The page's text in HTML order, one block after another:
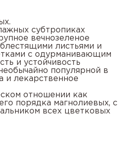
субтропиках
вечнозеленое
листьями и
с одурманивающим
и устойчивость
популярной в
и лекарственное
отношении как
порядка магнолиевых, с
всех цветковых